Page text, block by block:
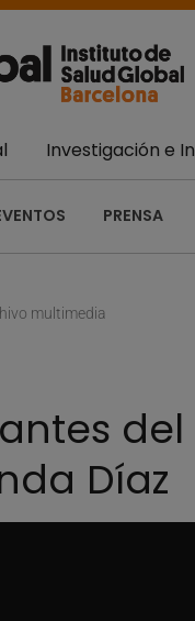
Investigación e
PRENSA
multimedia
Díaz